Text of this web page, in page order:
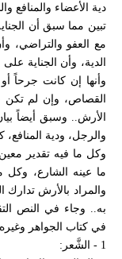
دية الأعضاء والمنافع
تبين مما سبق أن
مع العفو والتراضي،
الدية، وأن الجناية
وأنها إن كانت جرحاً
القصاص، وإن لم تكن
الأرش.. وسبق أيضاً
والرجل، ودية
وكل ما فيه تقدير
ما عينه الشارع، وكل
والمراد بالأرش
به.. وجاء في النص
في كتاب الجواهر
1 - الشَّعر: